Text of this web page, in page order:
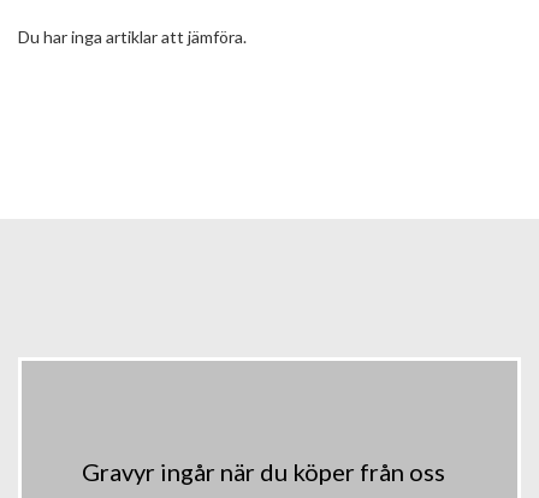
Du har inga artiklar att jämföra.
Gravyr ingår när du köper från oss